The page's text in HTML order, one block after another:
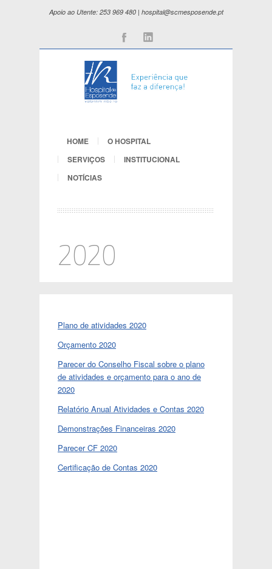
Apoio ao Utente: 253 969 480 | hospital@scmesposende.pt
Facebook
HOME
O HOSPITAL
SERVIÇOS
INSTITUCIONAL
NOTÍCIAS
2020
Plano de atividades 2020
Orçamento 2020
Parecer do Conselho Fiscal sobre o plano
de atividades e orçamento para o ano de
2020
Relatório Anual Atividades e Contas 2020
Demonstrações Financeiras 2020
Parecer CF 2020
Certificação de Contas 2020